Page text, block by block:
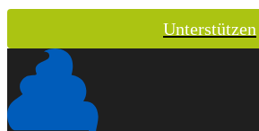
Unterstützen